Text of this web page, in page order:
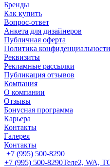
Бренды
Как купить
Вопрос-ответ
Анкета для дизайнеров
Публичная оферта
Политика конфиденциальности
Реквизиты
Рекламные рассылки
Публикация отзывов
Компания
О компании
Отзывы
Бонусная программа
Карьера
Контакты
Галерея
Контакты
+7 (995) 500-8290
+7 (995) 500-8290Теле2, WA,